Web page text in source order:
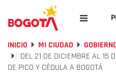
INICIO MI CIUDAD
DEL 21 DE DICIEMBRE AL 15
DE PICO Y CÉDULA A BOGOTÁ